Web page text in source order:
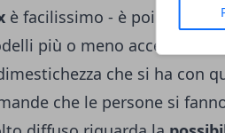
è facilissimo - è poi
più o meno accessoriati
che si ha con
che le persone si